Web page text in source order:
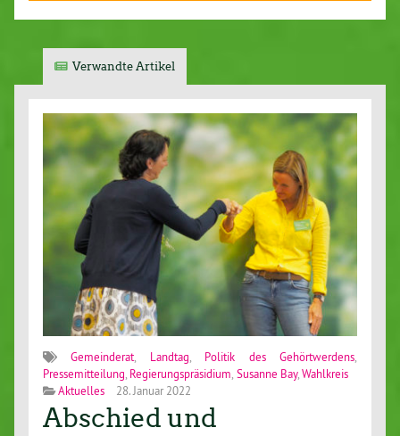
Verwandte Artikel
Gemeinderat, Landtag, Politik des Gehörtwerdens,
Pressemitteilung, Regierungspräsidium, Susanne Bay,Wahlkreis
Aktuelles
28. Januar 2022
Abschied und